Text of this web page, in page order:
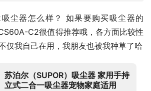
尘器怎么样？ 如果要购买吸尘器的
C2很值得推荐哦，各方面比较性
仅我自己在用，我朋友也被我种草了哈
苏泊尔（SUPOR）吸尘器 家用手持
立式二合一吸尘器宠物家庭适用